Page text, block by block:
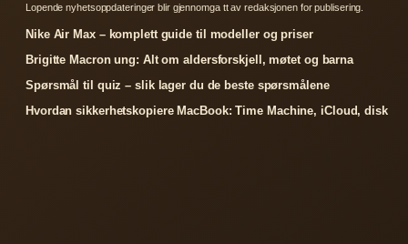
Lopende nyhetsoppdateringer blir gjennomga tt av redaksjonen for publisering.
Nike Air Max – komplett guide til modeller og priser
Brigitte Macron ung: Alt om aldersforskjell, møtet og barna
Spørsmål til quiz – slik lager du de beste spørsmålene
Hvordan sikkerhetskopiere MacBook: Time Machine, iCloud, disk